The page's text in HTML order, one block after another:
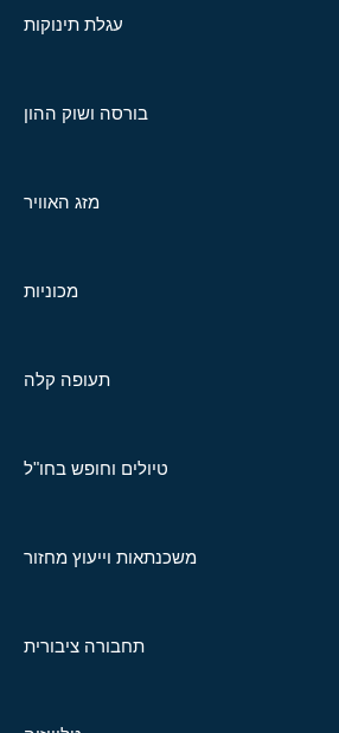
עגלת תינוקות
בורסה ושוק ההון
מזג האוויר
מכוניות
תעופה קלה
טיולים וחופש בחו"ל
משכנתאות וייעוץ מחזור
תחבורה ציבורית